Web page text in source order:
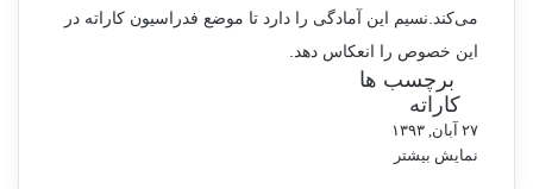
می‌کند.نسیم این آمادگی را دارد تا موضع فدراسیون کاراته در
این خصوص را انعکاس دهد.
برچسب ها
کاراته
۲۷ آبان, ۱۳۹۳
نمایش بیشتر